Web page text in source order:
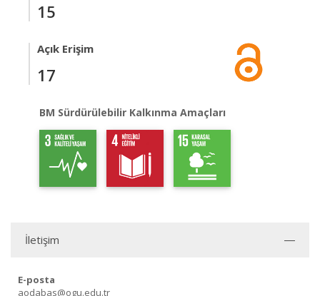
15
Açık Erişim
17
BM Sürdürülebilir Kalkınma Amaçları
İletişim
E-posta
aodabas@ogu.edu.tr